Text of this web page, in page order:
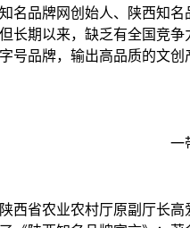
名品牌网创始人、陕西知
长期以来，缺乏有全国竞
号品牌，输出高品质的文创
一
西省农业农村厅原副厅长